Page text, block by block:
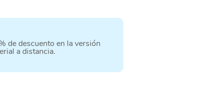
de descuento en la versión
a distancia.